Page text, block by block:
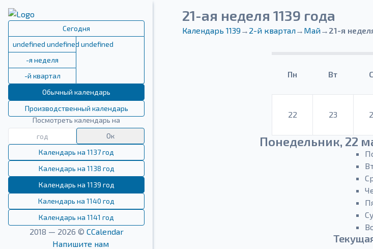
Сегодня
undefined undefined undefined
-я неделя
-й квартал
Обычный календарь
Производственный календарь
Посмотреть календарь на
Ок
Календарь на 1137 год
Календарь на 1138 год
Календарь на 1139 год
Календарь на 1140 год
Календарь на 1141 год
2018 — 2026 © CCalendar
Напишите нам
21-ая неделя 1139 года
Календарь 1139→ 2-й квартал→ Май→ 21-я
Пн Вт
22 23
Понедельник, 22